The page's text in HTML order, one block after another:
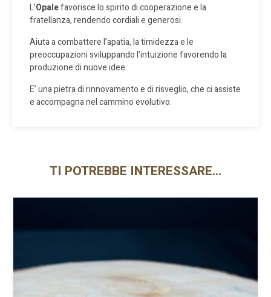
L’Opalefavorisce lo spirito di cooperazione e la
fratellanza, rendendo cordiali e generosi.
Aiuta a combattere l’apatia, la timidezza e le
preoccupazioni sviluppando l’intuizione favorendo la
produzione di nuove idee.
E’ una pietra di rinnovamento e di risveglio, che ci assiste
e accompagna nel cammino evolutivo.
TI POTREBBE INTERESSARE…